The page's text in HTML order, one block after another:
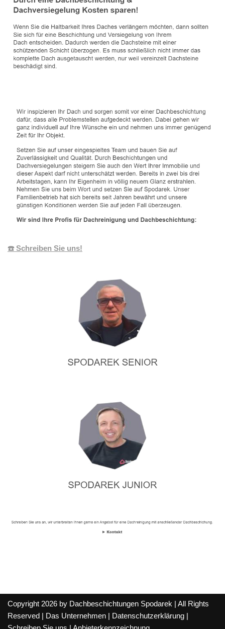
☎️ Schreiben Sie uns!
Copyright 2026 by Dachbeschichtungen Spodarek | All Rights
Reserved |
Das Unternehmen Datenschutzerklärung